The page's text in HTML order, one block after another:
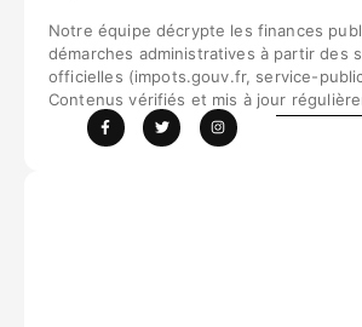
Notre équipe décrypte les finances
démarches administratives à partir des
officielles (impots.gouv.fr, service-
Contenus vérifiés et mis à jour
F
a
c
T
w
i
I
n
s